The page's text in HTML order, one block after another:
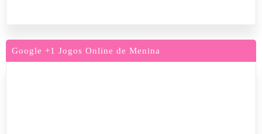
Google +1 Jogos Online de Menina